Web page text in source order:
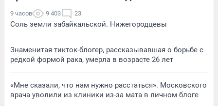
9 часов 9 403 23
Соль земли забайкальской. Нижегородцевы
Знаменитая тикток-блогер, рассказывавшая о борьбе с
редкой формой рака, умерла в возрасте 26 лет
«Мне сказали, что нам нужно расстаться». Московского
врача уволили из клиники из-за мата в личном блоге